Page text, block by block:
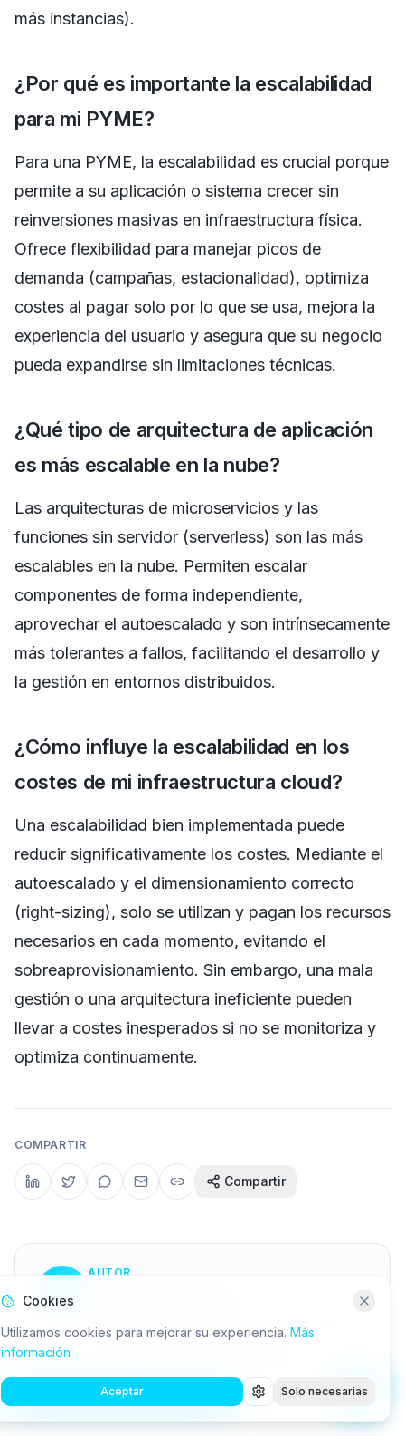
más instancias).
¿Por qué es importante la escalabilidad
para mi PYME?
Para una PYME, la escalabilidad es crucial porque
permite a su aplicación o sistema crecer sin
reinversiones masivas en infraestructura física.
Ofrece flexibilidad para manejar picos de
demanda (campañas, estacionalidad), optimiza
costes al pagar solo por lo que se usa, mejora la
experiencia del usuario y asegura que su negocio
pueda expandirse sin limitaciones técnicas.
¿Qué tipo de arquitectura de aplicación
es más escalable en la nube?
Las arquitecturas de microservicios y las
funciones sin servidor (serverless) son las más
escalables en la nube. Permiten escalar
componentes de forma independiente,
aprovechar el autoescalado y son intrínsecamente
más tolerantes a fallos, facilitando el desarrollo y
la gestión en entornos distribuidos.
¿Cómo influye la escalabilidad en los
costes de mi infraestructura cloud?
Una escalabilidad bien implementada puede
reducir significativamente los costes. Mediante el
autoescalado y el dimensionamiento correcto
(right-sizing), solo se utilizan y pagan los recursos
necesarios en cada momento, evitando el
sobreaprovisionamiento. Sin embargo, una mala
gestión o una arquitectura ineficiente pueden
llevar a costes inesperados si no se monitoriza y
optimiza continuamente.
COMPARTIR
Compartir
AUTOR
en automatización inteligente, IA y
España.
Cookies
Utilizamos cookies para mejorar su experiencia. Más
información
Aceptar Solo necesarias